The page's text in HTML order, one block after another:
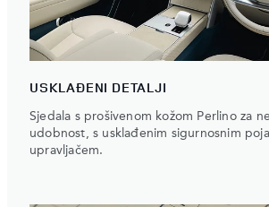
USKLAĐENI DETALJI
Sjedala s prošivenom kožom Perlino za
udobnost, s usklađenim sigurnosnim
upravljačem.